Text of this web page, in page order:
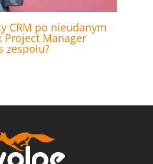
CRM po nieudanym
Project Manager
zespołu?